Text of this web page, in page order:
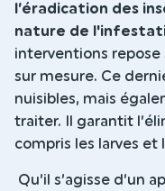
l’éradication des
nature de
interventions repose
sur mesure. Ce
nuisibles, mais
traiter. Il garantit
compris les larves
Qu’il s’agisse d’un